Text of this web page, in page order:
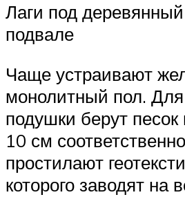
Лаги под
подвале
Чаще устраивают
монолитный пол.
подушки берут
10 см
простилают
которого заводят на